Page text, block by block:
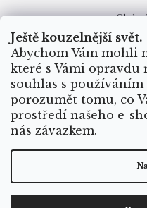
Ještě kouzelnější svět.
Abychom Vám mohli
které s Vámi opravdu
souhlas s
porozumět tomu, co
prostředí našeho e-
nás závazkem.
+ 420
Ochrana
My v Yoga-